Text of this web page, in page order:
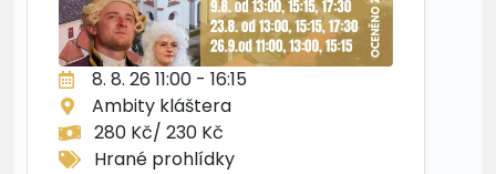
8. 8. 26 11:00 - 16:15
Ambity kláštera
280 Kč/ 230 Kč
Hrané prohlídky